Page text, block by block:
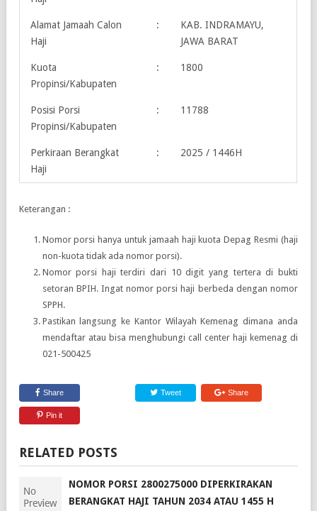
Alamat Jamaah Calon
Haji
:
KAB. INDRAMAYU,
JAWA BARAT
Kuota
Propinsi/Kabupaten
: 1800
Posisi Porsi
Propinsi/Kabupaten
: 11788
Perkiraan Berangkat
Haji
: 2025 / 1446H
Keterangan :
Nomor porsi hanya untuk jamaah haji kuota Depag Resmi (haji
non-kuota tidak ada nomor porsi).
Nomor porsi haji terdiri dari 10 digit yang tertera di bukti
setoran BPIH. Ingat nomor porsi haji berbeda dengan nomor
SPPH.
Pastikan langsung ke Kantor Wilayah Kemenag dimana anda
mendaftar atau bisa menghubungi call center haji kemenag di
021-500425
Share Tweet Share
Pin it
RELATED POSTS
NOMOR PORSI 2800275000 DIPERKIRAKAN
BERANGKAT HAJI TAHUN 2034 ATAU 1455 H